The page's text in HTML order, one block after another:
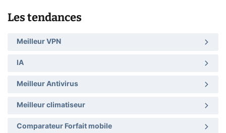
Les tendances
Meilleur VPN
IA
Meilleur Antivirus
Meilleur climatiseur
Comparateur Forfait mobile